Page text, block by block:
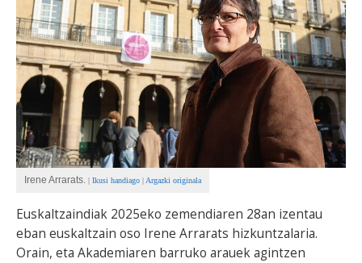
... AUKERA GEHIAGO
Irene Arrarats. | Ikusi handiago | Argazki originala
Euskaltzaindiak 2025eko zemendiaren 28an izentau
eban euskaltzain oso Irene Arrarats hizkuntzalaria.
Orain, eta Akademiaren barruko arauek agintzen